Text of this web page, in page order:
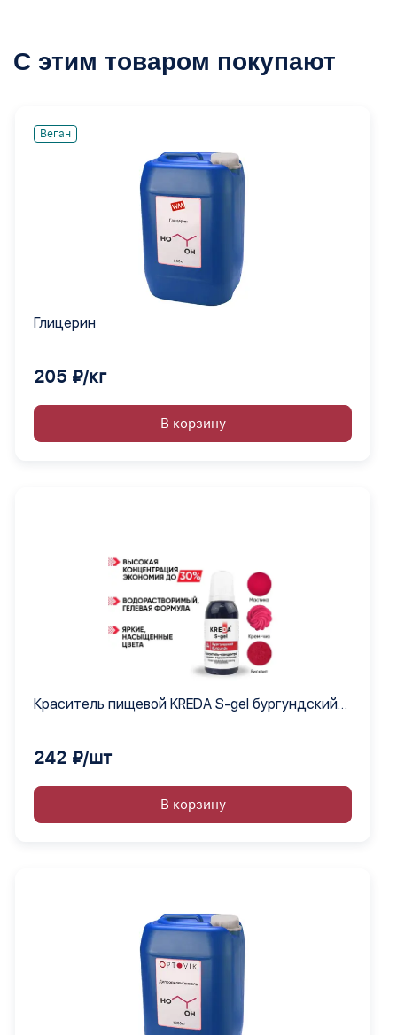
С этим товаром покупают
Веган
Глицерин
205 ₽/кг
В корзину
Краситель пищевой KREDA S-gel бургундский
242 ₽/шт
В корзину